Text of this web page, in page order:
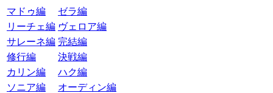
マドゥ編
ゼラ編
リーチェ編 ヴェロア編
サレーネ編 完結編
修行編
決戦編
カリン編
ハク編
ソニア編
オーディン編